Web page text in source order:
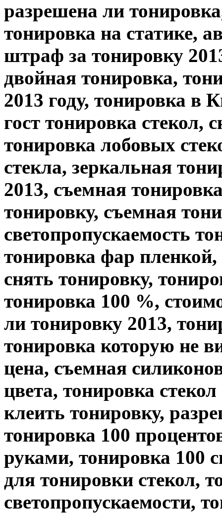
разрешена ли
тонировка на статике,
штраф за тонировку
двойная тонировка,
2013 году, тонировка в
гост тонировка стекол,
тонировка лобовых
стекла, зеркальная
2013, съемная
тонировку, съемная
светопропускаемость
тонировка фар
снять тонировку,
тонировка 100 %,
ли тонировку 2013,
тонировка которую не
цена, съемная
цвета, тонировка
клеить тонировку,
тонировка 100
руками, тонировка 100
для тонировки стекол,
светопропускаемости,